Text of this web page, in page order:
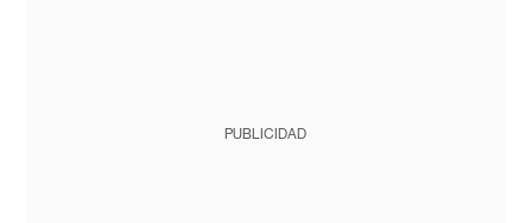
PUBLICIDAD